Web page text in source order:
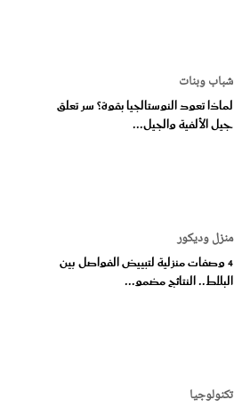
شباب وبنات
لماذا تعود النوستالجيا بقوة؟ سر تعلق
جيل الألفية والجيل...
منزل وديكور
4 وصفات منزلية لتبييض الفواصل بين
البلاط.. النتائج مضمو...
تكنولوجيا